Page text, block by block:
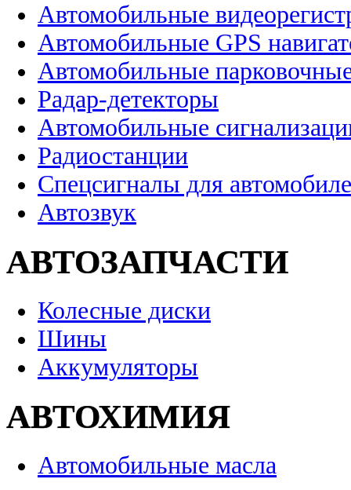
Автомобильные
Автомобильные GPS
Автомобильные
Радар-детекторы
Автомобильные
Радиостанции
Спецсигналы для
Автозвук
АВТОЗАПЧАСТИ
Колесные диски
Шины
Аккумуляторы
АВТОХИМИЯ
Автомобильные масла